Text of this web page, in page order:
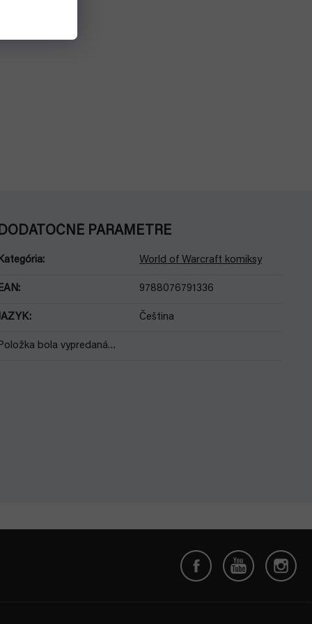
PARAMETRE
: World of Warcraft komiksy
: 9788076791336
: Čeština
bola vypredaná…